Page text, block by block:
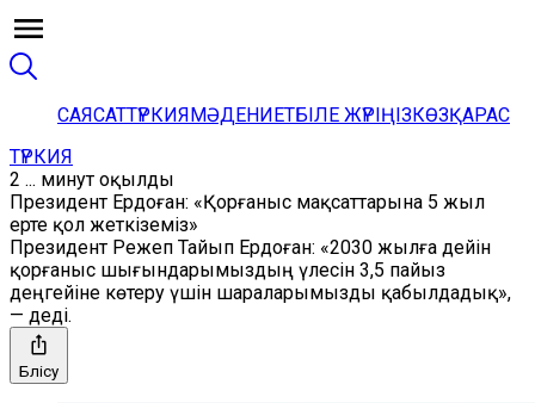
САЯСАТТҮРКИЯМӘДЕНИЕТБІЛЕ ЖҮРІҢІЗКӨЗҚАРАС
ТҮРКИЯ
2 ... минут оқылды
Президент Ердоған: «Қорғаныс мақсаттарына 5 жыл
ерте қол жеткіземіз»
Президент Режеп Тайып Ердоған: «2030 жылға дейін
қорғаныс шығындарымыздың үлесін 3,5 пайыз
деңгейіне көтеру үшін шараларымызды қабылдадық»,
— деді.
Бөлісу